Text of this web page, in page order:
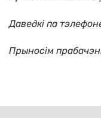
Даведкі па
Прыносім